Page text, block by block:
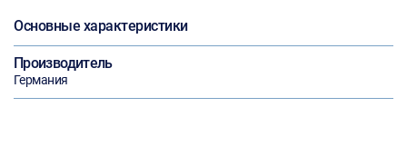
Основные характеристики
Производитель
Германия